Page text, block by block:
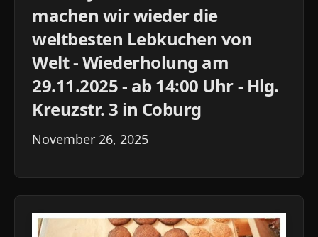
machen wir wieder die
weltbesten Lebkuchen von
Welt - Wiederholung am
29.11.2025 - ab 14:00 Uhr - Hlg.
Kreuzstr. 3 in Coburg
November 26, 2025